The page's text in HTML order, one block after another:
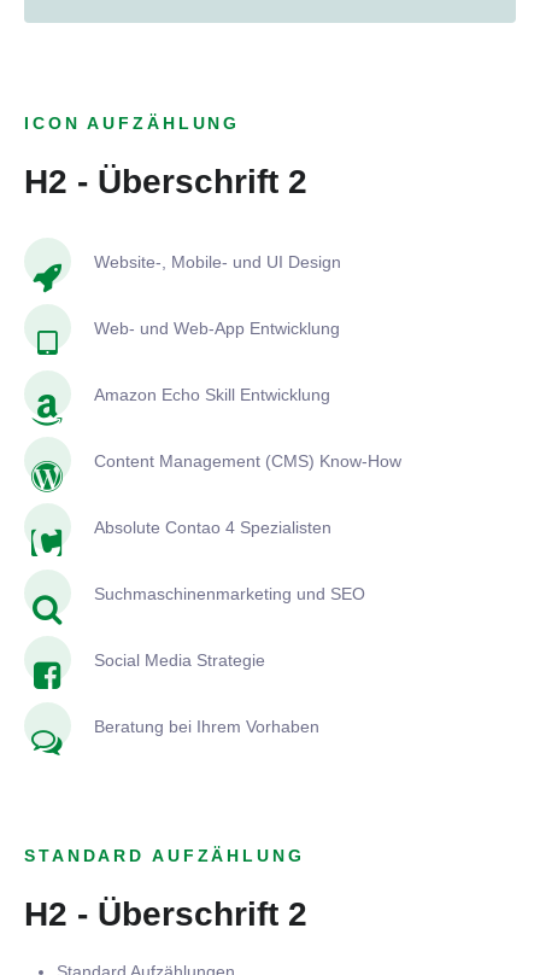
ICON AUFZÄHLUNG
H2 - Überschrift 2
Website-, Mobile- und UI Design
Web- und Web-App Entwicklung
Amazon Echo Skill Entwicklung
Content Management (CMS) Know-How
Absolute Contao 4 Spezialisten
Suchmaschinenmarketing und SEO
Social Media Strategie
Beratung bei Ihrem Vorhaben
STANDARD AUFZÄHLUNG
H2 - Überschrift 2